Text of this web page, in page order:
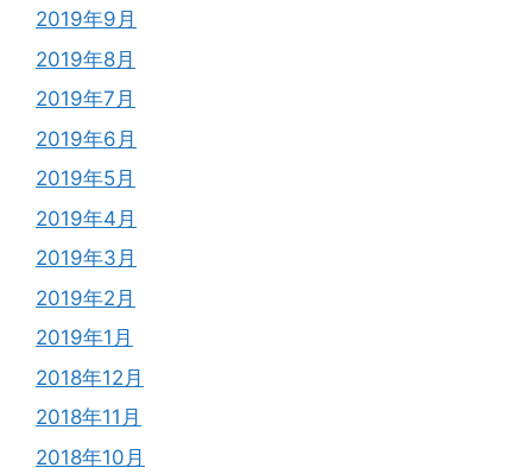
2019年9月
2019年8月
2019年7月
2019年6月
2019年5月
2019年4月
2019年3月
2019年2月
2019年1月
2018年12月
2018年11月
2018年10月